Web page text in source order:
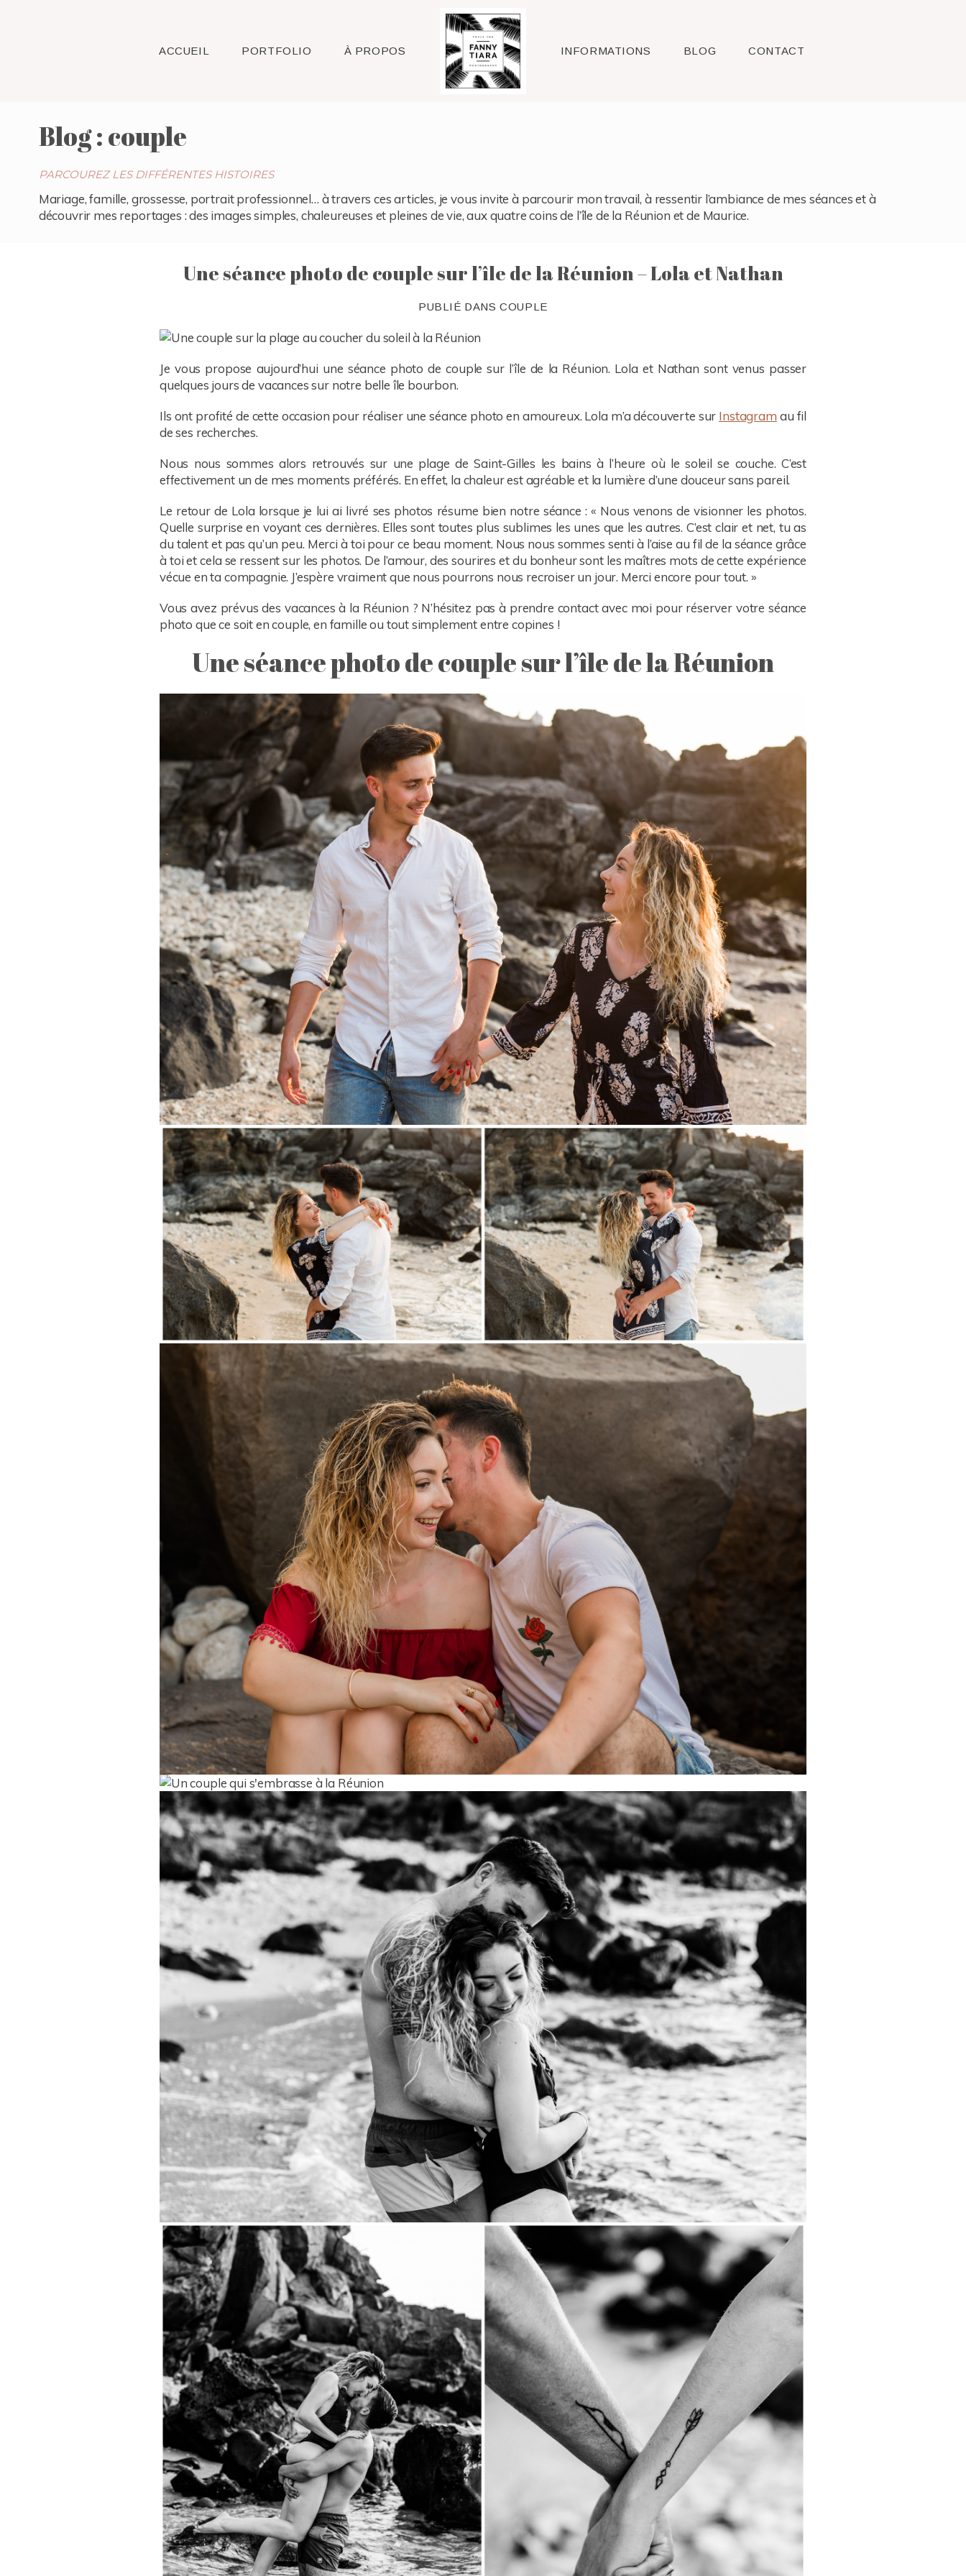
ACCUEIL PORTFOLIO À PROPOS Raleigh INFORMATIONS BLOG CONTACT
Blog : couple
PARCOUREZ LES DIFFÉRENTES HISTOIRES
Mariage, famille, grossesse, portrait professionnel… à travers ces articles, je vous invite à parcourir mon travail, à ressentir l’ambiance de mes séances et à
découvrir mes reportages : des images simples, chaleureuses et pleines de vie, aux quatre coins de l’île de la Réunion et de Maurice.
Une séance photo de couple sur l’île de la Réunion – Lola et Nathan
PUBLIÉ DANSCOUPLE
Je vous propose aujourd’hui une séance photo de couple sur l’île de la Réunion. Lola et Nathan sont venus passer
quelques jours de vacances sur notre belle île bourbon.
Ils ont profité de cette occasion pour réaliser une séance photo en amoureux. Lola m’a découverte sur Instagram au fil
de ses recherches.
Nous nous sommes alors retrouvés sur une plage de Saint-Gilles les bains à l’heure où le soleil se couche. C’est
effectivement un de mes moments préférés. En effet, la chaleur est agréable et la lumière d’une douceur sans pareil.
Le retour de Lola lorsque je lui ai livré ses photos résume bien notre séance : « Nous venons de visionner les photos.
Quelle surprise en voyant ces dernières. Elles sont toutes plus sublimes les unes que les autres. C’est clair et net, tu as
du talent et pas qu’un peu. Merci à toi pour ce beau moment. Nous nous sommes senti à l’aise au fil de la séance grâce
à toi et cela se ressent sur les photos. De l’amour, des sourires et du bonheur sont les maîtres mots de cette expérience
vécue en ta compagnie. J’espère vraiment que nous pourrons nous recroiser un jour. Merci encore pour tout. »
Vous avez prévus des vacances à la Réunion ? N’hésitez pas à prendre contact avec moi pour réserver votre séance
photo que ce soit en couple, en famille ou tout simplement entre copines !
Une séance photo de couple sur l’île de la Réunion